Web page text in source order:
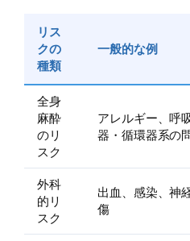
リス
クの
種類
一般的な例
全身
麻酔
のリ
スク
アレルギー、呼
器・循環器系の
外科
的リ
スク
出血、感染、神
傷